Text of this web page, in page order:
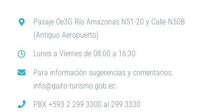
Pasaje Oe3G Río Amazonas N51-20 y Calle N50B
(Antiguo Aeropuerto)
Lunes a Viernes de 08:00 a 16:30
Para información sugerencias y comentarios:
info@quito-turismo.gob.ec
PBX +593 2 299 3300 al 299 3330